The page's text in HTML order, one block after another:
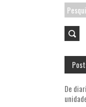
por:
De